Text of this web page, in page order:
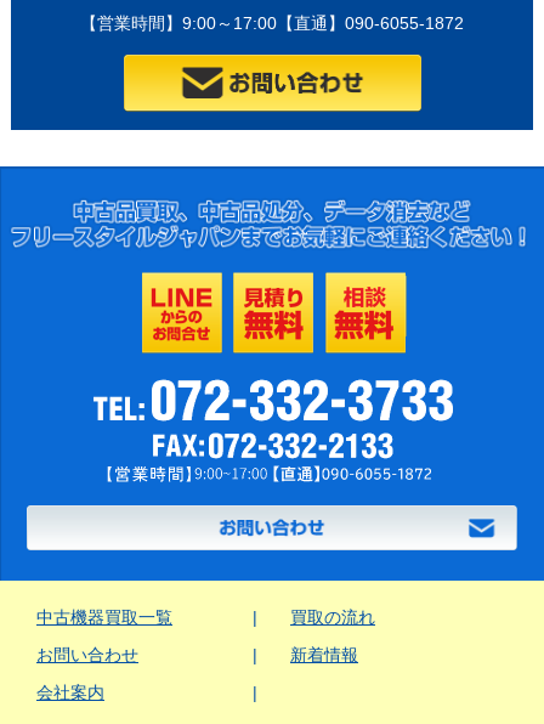
【営業時間】9:00～17:00【直通】090-6055-1872
中古機器買取一覧
買取の流れ
お問い合わせ
新着情報
会社案内